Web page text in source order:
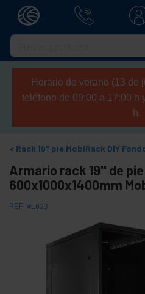
Horario de verano (13 de
teléfono de 09:00 a 17:00 h
h.
Rack 19" pie MobiRack DIY
Armario rack 19'' de pie
600x1000x1400mm
REF: WL023